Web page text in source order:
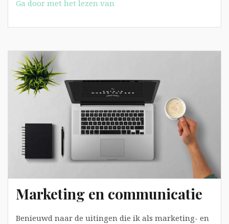
Ga door met het lezen van
Jumbo
Marketing en communicatie
Benieuwd naar de uitingen die ik als marketing- en